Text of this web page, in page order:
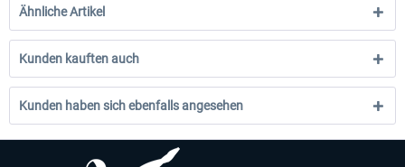
Ähnliche Artikel
Kunden kauften auch
Kunden haben sich ebenfalls angesehen